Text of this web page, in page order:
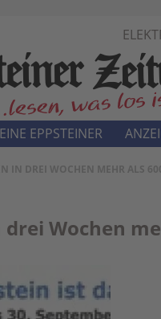
IN DREI WOCHEN MEHR ALS
Wochen
EPPSTEINER